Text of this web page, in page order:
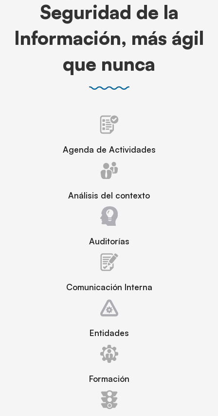
Seguridad de la
Información, más ágil
que nunca
Agenda de Actividades
Análisis del contexto
Auditorías
Comunicación Interna
Entidades
Formación